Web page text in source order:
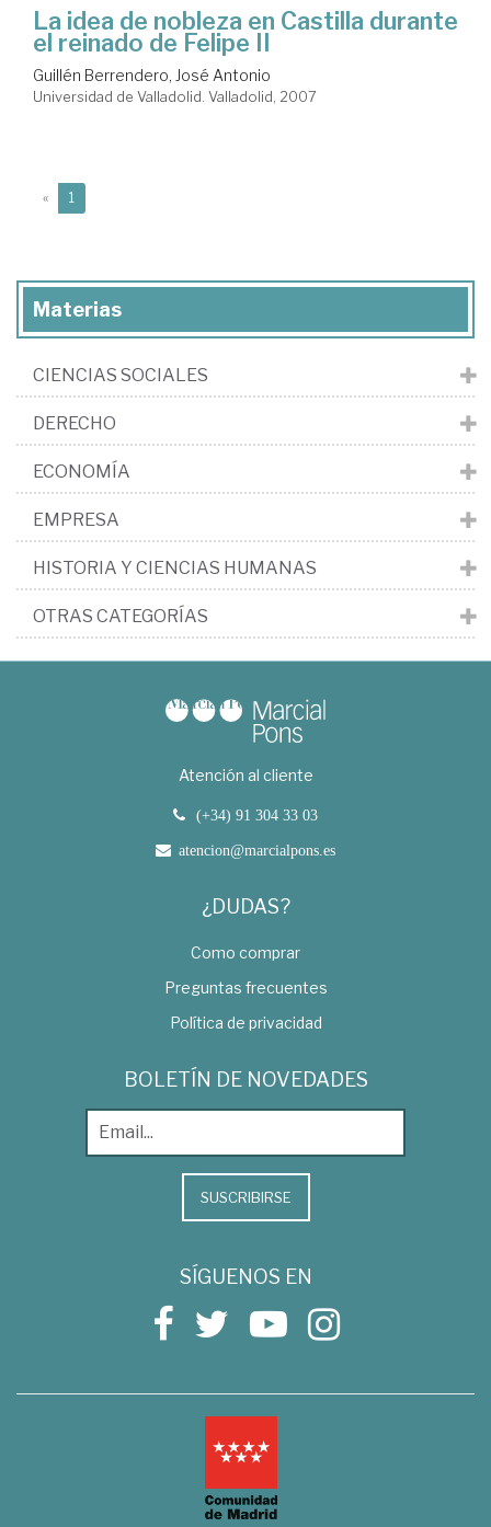
La idea de nobleza en Castilla durante
el reinado de Felipe II
Guillén Berrendero, José Antonio
Universidad de Valladolid. Valladolid, 2007
« 1
Materias
CIENCIAS SOCIALES
DERECHO
ECONOMÍA
EMPRESA
HISTORIA Y CIENCIAS HUMANAS
OTRAS CATEGORÍAS
Atención al cliente
(+34) 91 304 33 03
atencion@marcialpons.es
¿DUDAS?
Como comprar
Preguntas frecuentes
Política de privacidad
BOLETÍN DE NOVEDADES
SUSCRIBIRSE
SÍGUENOS EN